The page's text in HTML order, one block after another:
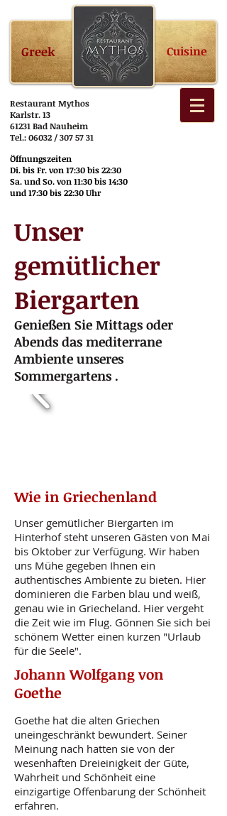
Greek Cuisine
Restaurant Mythos
Karlstr. 13
61231 Bad Nauheim
Tel.: 06032 / 307 57 31
Öffnungszeiten
Di. bis Fr. von 17:30 bis 22:30
Sa. und So. von 11:30 bis 14:30
und 17:30 bis 22:30 Uhr
Unser
gemütlicher
Biergarten
Genießen Sie Mittags oder
Abends das mediterrane
Ambiente unseres
Sommergartens .
Wie in Griechenland
Unser gemütlicher Biergarten im
Hinterhof steht unseren Gästen von Mai
bis Oktober zur Verfügung. Wir haben
uns Mühe gegeben Ihnen ein
authentisches Ambiente zu bieten. Hier
dominieren die Farben blau und weiß,
genau wie in Griecheland. Hier vergeht
die Zeit wie im Flug. Gönnen Sie sich bei
schönem Wetter einen kurzen "Urlaub
für die Seele".
​Johann Wolfgang von
Goethe
Goethe hat die alten Griechen
uneingeschränkt bewundert. Seiner
Meinung nach hatten sie von der
wesenhaften Dreieinigkeit der Güte,
Wahrheit und Schönheit eine
einzigartige Offenbarung der Schönheit
erfahren.